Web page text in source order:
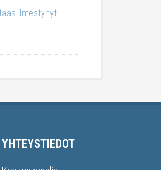
ilmestynyt
YHTEYSTIEDOT